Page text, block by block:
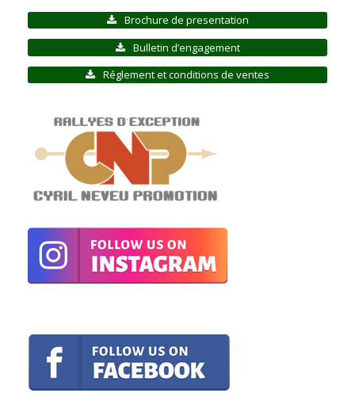
Brochure de presentation
Bulletin d’engagement
Réglement et conditions de ventes